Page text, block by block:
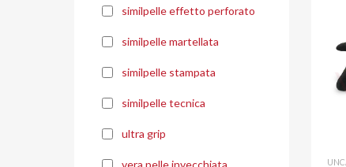
similpelle effetto perforato
similpelle martellata
similpelle stampata
similpelle tecnica
ultra grip
vera pelle invecchiata